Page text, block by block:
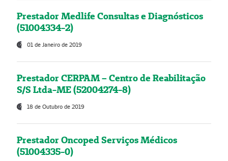
Prestador Medlife Consultas e Diagnósticos
(51004334-2)
01 de Janeiro de 2019
Prestador CERPAM – Centro de Reabilitação
S/S Ltda-ME (52004274-8)
18 de Outubro de 2019
Prestador Oncoped Serviços Médicos
(51004335-0)